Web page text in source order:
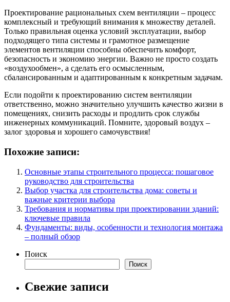
Проектирование рациональных схем вентиляции – процесс
комплексный и требующий внимания к множеству деталей.
Только правильная оценка условий эксплуатации, выбор
подходящего типа системы и грамотное размещение
элементов вентиляции способны обеспечить комфорт,
безопасность и экономию энергии. Важно не просто создать
«воздухообмен», а сделать его осмысленным,
сбалансированным и адаптированным к конкретным задачам.
Если подойти к проектированию систем вентиляции
ответственно, можно значительно улучшить качество жизни в
помещениях, снизить расходы и продлить срок службы
инженерных коммуникаций. Помните, здоровый воздух –
залог здоровья и хорошего самочувствия!
Похожие записи:
Основные этапы строительного процесса: пошаговое
руководство для строительства
Выбор участка для строительства дома: советы и
важные критерии выбора
Требования и нормативы при проектировании зданий:
ключевые правила
Фундаменты: виды, особенности и технология монтажа
– полный обзор
Поиск
Поиск
Свежие записи